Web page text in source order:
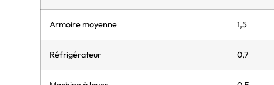
Armoire moyenne 1,5
Réfrigérateur 0,7